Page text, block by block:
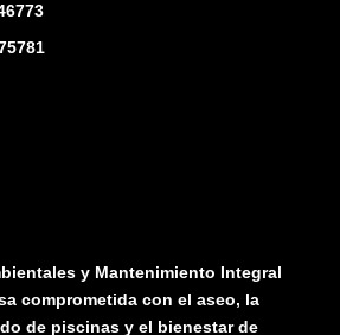
y Mantenimiento Integral
comprometida con el aseo, la
de piscinas y el bienestar de